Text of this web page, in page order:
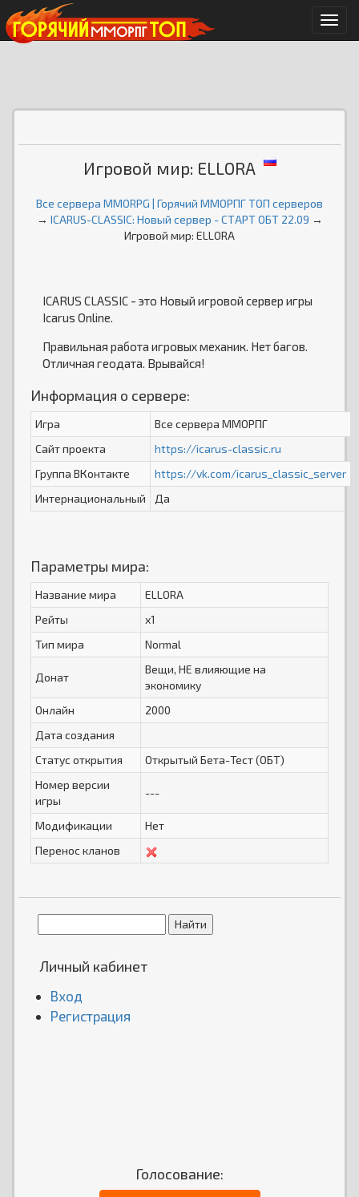
Меню
Игровой мир: ELLORA
Все сервера MMORPG | Горячий ММОРПГ ТОП серверов
→ ICARUS-CLASSIC: Новый сервер - СТАРТ ОБТ 22.09 →
Игровой мир: ELLORA
ICARUS CLASSIC - это Новый игровой сервер игры
Icarus Online.
Правильная работа игровых механик. Нет багов.
Отличная геодата. Врывайся!
Информация о сервере:
Игра
Все сервера ММОРПГ
Сайт проекта
https://icarus-classic.ru
Группа ВКонтакте
https://vk.com/icarus_classic_server
Интернациональный
Да
Параметры мира:
Название мира
ELLORA
Рейты
x1
Тип мира
Normal
Донат
Вещи, НЕ влияющие на
экономику
Онлайн
2000
Дата создания
Статус открытия
Открытый Бета-Тест (ОБТ)
Номер версии
игры
---
Модификации
Нет
Перенос кланов
Личный кабинет
Вход
Регистрация
Голосование: